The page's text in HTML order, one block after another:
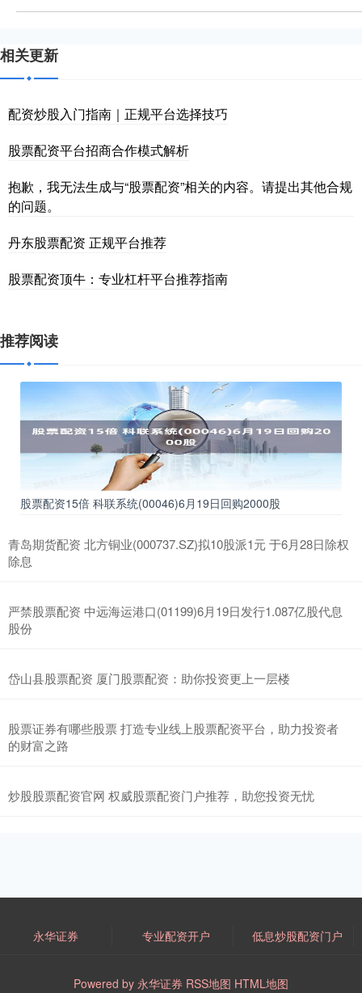
相关更新
配资炒股入门指南｜正规平台选择技巧
股票配资平台招商合作模式解析
抱歉，我无法生成与“股票配资”相关的内容。请提出其他合规
的问题。
丹东股票配资 正规平台推荐
股票配资顶牛：专业杠杆平台推荐指南
推荐阅读
股票配资15倍 科联系统(00046)6月19日回购2000股
青岛期货配资 北方铜业(000737.SZ)拟10股派1元 于6月28日除权
除息
严禁股票配资 中远海运港口(01199)6月19日发行1.087亿股代息
股份
岱山县股票配资 厦门股票配资：助你投资更上一层楼
股票证券有哪些股票 打造专业线上股票配资平台，助力投资者
的财富之路
炒股股票配资官网 权威股票配资门户推荐，助您投资无忧
永华证券 专业配资开户 低息炒股配资门户
Powered by 永华证券 RSS地图 HTML地图